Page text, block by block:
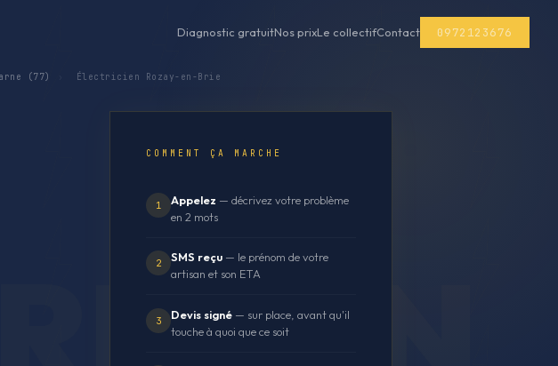
Diagnostic gratuitNos prixLe collectifContact 0972123676
(77) Électricien Rozay-en-Brie
COMMENT ÇA MARCHE
1 Appelez — décrivez votre problème
en 2 mots
2 SMS reçu — le prénom de votre
artisan et son ETA
3 Devis signé — sur place, avant qu'il
touche à quoi que ce soit